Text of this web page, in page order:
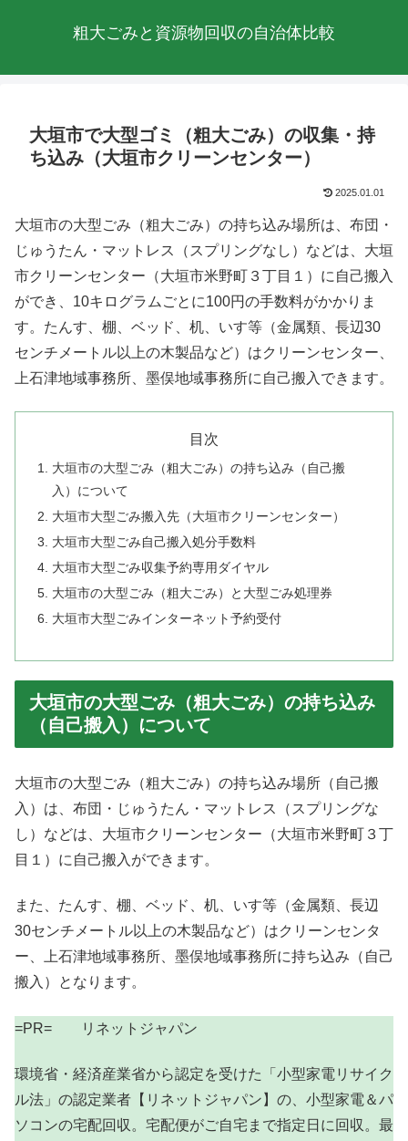
粗大ごみと資源物回収の自治体比較
大垣市で大型ゴミ（粗大ごみ）の収集・持
ち込み（大垣市クリーンセンター）
2025.01.01
大垣市の大型ごみ（粗大ごみ）の持ち込み場所は、布団・
じゅうたん・マットレス（スプリングなし）などは、大垣
市クリーンセンター（大垣市米野町３丁目１）に自己搬入
ができ、10キログラムごとに100円の手数料がかかりま
す。たんす、棚、ベッド、机、いす等（金属類、長辺30
センチメートル以上の木製品など）はクリーンセンター、
上石津地域事務所、墨俣地域事務所に自己搬入できます。
目次
大垣市の大型ごみ（粗大ごみ）の持ち込み（自己搬
入）について
大垣市大型ごみ搬入先（大垣市クリーンセンター）
大垣市大型ごみ自己搬入処分手数料
大垣市大型ごみ収集予約専用ダイヤル
大垣市の大型ごみ（粗大ごみ）と大型ごみ処理券
大垣市大型ごみインターネット予約受付
大垣市の大型ごみ（粗大ごみ）の持ち込み
（自己搬入）について
大垣市の大型ごみ（粗大ごみ）の持ち込み場所（自己搬
入）は、布団・じゅうたん・マットレス（スプリングな
し）などは、大垣市クリーンセンター（大垣市米野町３丁
目１）に自己搬入ができます。
また、たんす、棚、ベッド、机、いす等（金属類、長辺
30センチメートル以上の木製品など）はクリーンセンタ
ー、上石津地域事務所、墨俣地域事務所に持ち込み（自己
搬入）となります。
=PR= リネットジャパン
環境省・経済産業省から認定を受けた「小型家電リサイク
ル法」の認定業者【リネットジャパン】の、小型家電＆パ
ソコンの宅配回収。宅配便がご自宅まで指定日に回収。最